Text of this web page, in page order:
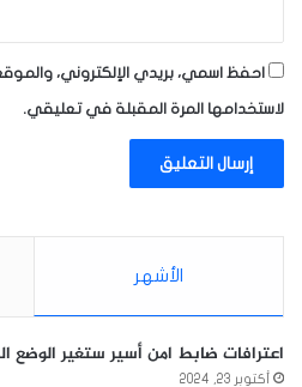
احفظ اسمي، بريدي الإلكتروني،
لاستخدامها المرة المقبلة في تعليقي.
الأشهر
اعترافات ضابط امن أسير ستغير الوضع
أكتوبر 23, 2024